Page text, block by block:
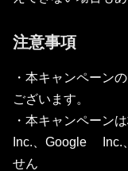
注意事項
・本キャンペーン
ございます。
・本キャンペーン
Inc.、Google Inc.
せん